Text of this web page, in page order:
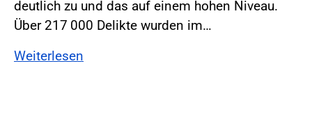
deutlich zu und das auf einem hohen Niveau.
Über 217 000 Delikte wurden im…
Weiterlesen